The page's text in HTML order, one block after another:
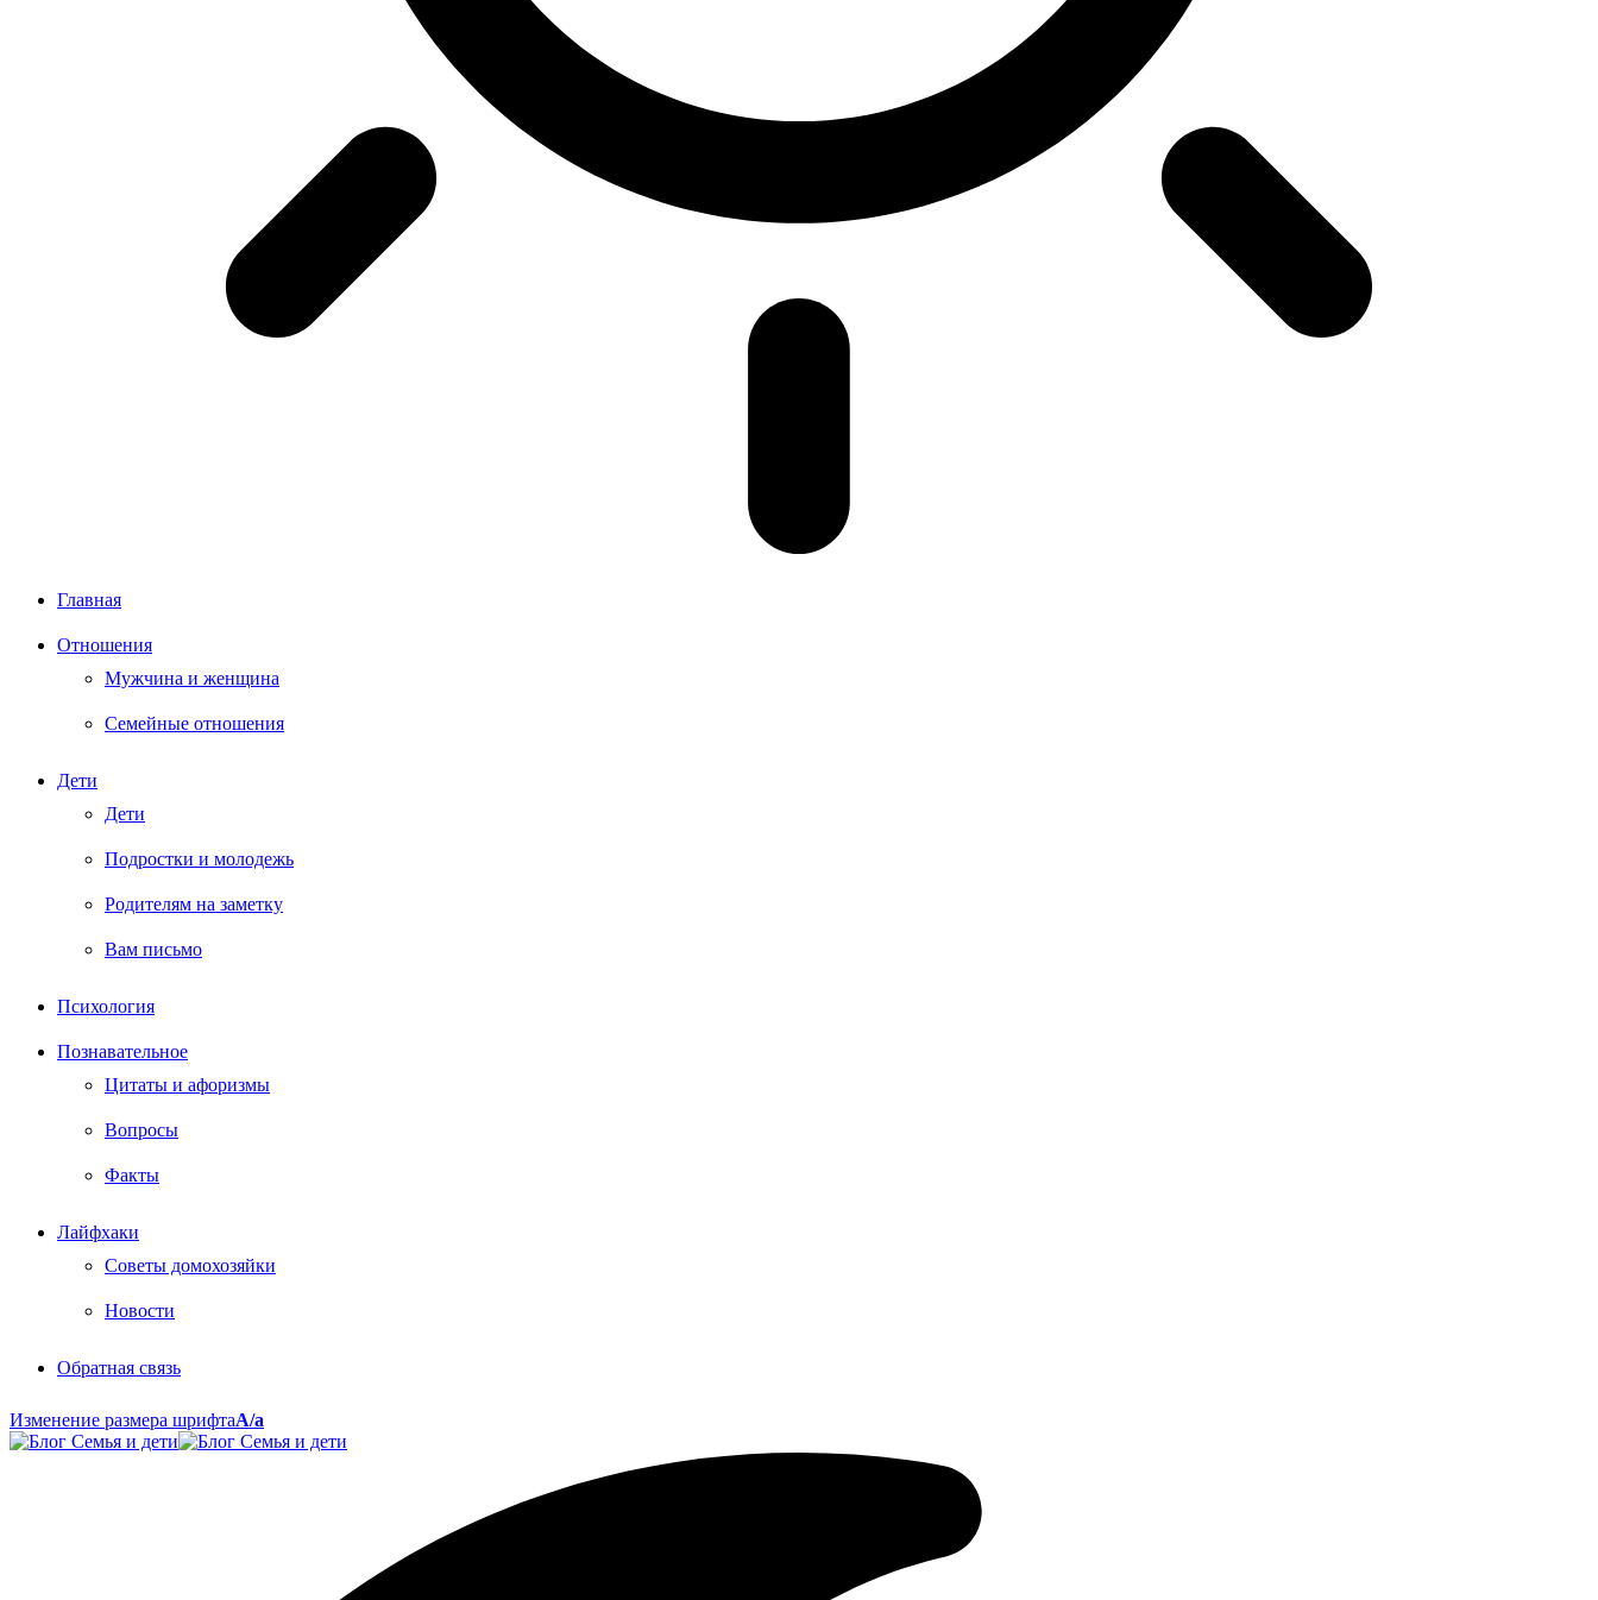
Главная
Отношения
Мужчина и женщина
Семейные отношения
Дети
Дети
Подростки и молодежь
Родителям на заметку
Вам письмо
Психология
Познавательное
Цитаты и афоризмы
Вопросы
Факты
Лайфхаки
Советы домохозяйки
Новости
Обратная связь
Изменение размера шрифтаA/a